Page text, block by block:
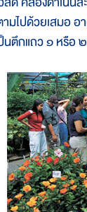
ไปด้วยเสมอ อ
ตึกแถว ๑ หรือ